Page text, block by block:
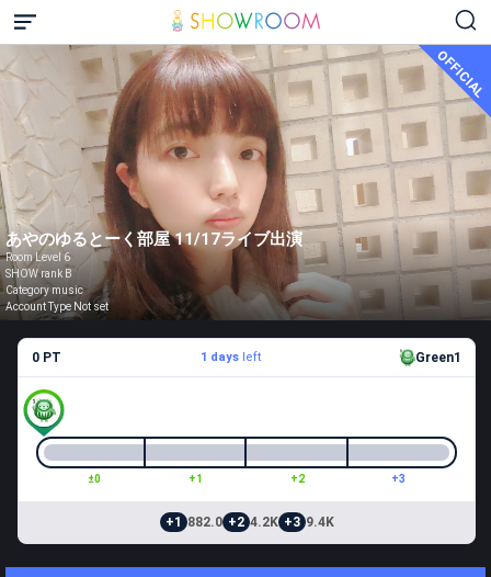
OFFICIAL
あやのゆるとーく部屋 11/17ライブ出演
Room Level 6
SHOW rank B
Category music
Account Type Not set
0 PT 1 daysleft Green1
±0 +1 +2 +3
+1 882.0 +2 4.2K +3 9.4K